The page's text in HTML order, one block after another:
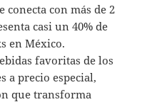
con más de 2
casi un 40% de
en México.
favoritas de los
a precio especial,
que transforma